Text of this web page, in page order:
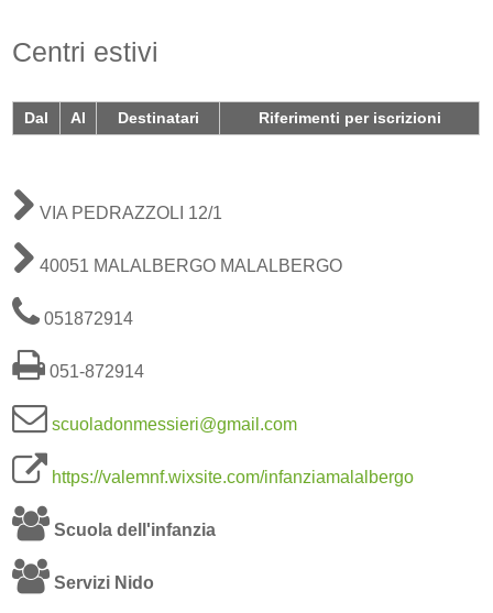
Centri estivi
Dal Al Destinatari Riferimenti per iscrizioni
VIA PEDRAZZOLI 12/1
40051 MALALBERGO MALALBERGO
051872914
051-872914
scuoladonmessieri@gmail.com
https://valemnf.wixsite.com/infanziamalalbergo
Scuola dell'infanzia
Servizi Nido